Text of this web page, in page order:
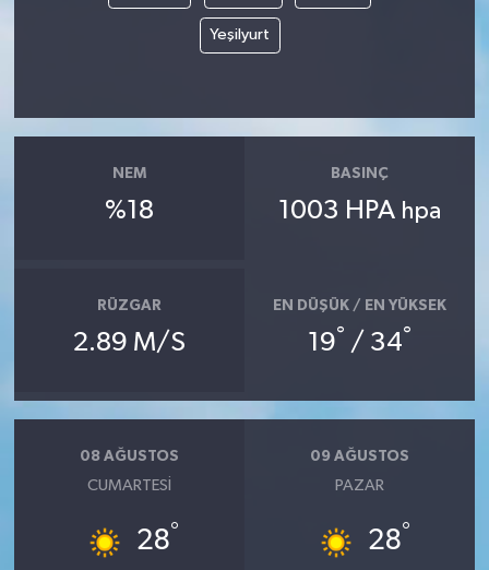
Yeşilyurt
NEM
%18
BASINÇ
1003 HPA hpa
RÜZGAR
2.89 M/S
EN DÜŞÜK / EN YÜKSEK
19° / 34°
08 AĞUSTOS
CUMARTESI
28°
09 AĞUSTOS
PAZAR
28°